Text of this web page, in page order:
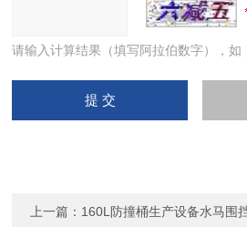
请输入计算结果（填写阿拉伯数字），如
上一篇： 160L防撞桶生产设备水马围